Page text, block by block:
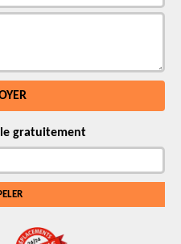
gratuitement